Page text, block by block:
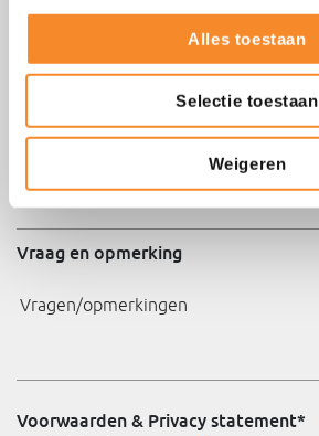
Alles toestaan
Selectie toestaan
Weigeren
Straat + huisnummer*
Vraag en opmerking
Voorwaarden & Privacy statement*